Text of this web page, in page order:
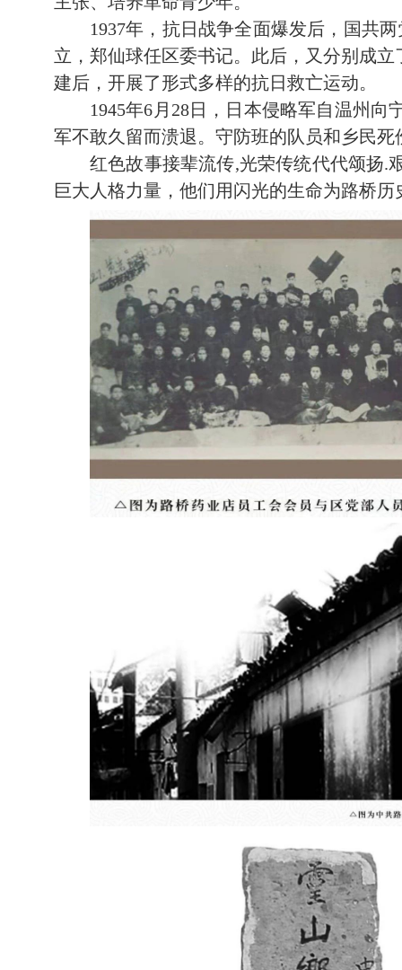
1937年，抗日战争全面爆发后，国共
立，郑仙球任区委书记。此后，又分别成
建后，开展了形式多样的抗日救亡运动。
1945年6月28日，日本侵略军自温州
军不敢久留而溃退。守防班的队员和乡民死
红色故事接辈流传,光荣传统代代颂扬.
巨大人格力量，他们用闪光的生命为路桥